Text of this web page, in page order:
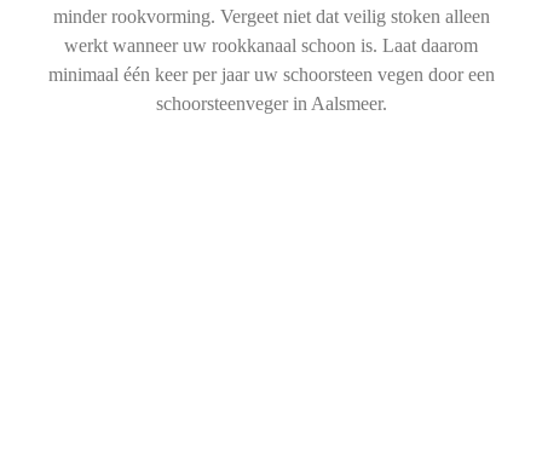
minder rookvorming. Vergeet niet dat veilig stoken alleen
werkt wanneer uw rookkanaal schoon is. Laat daarom
minimaal één keer per jaar uw schoorsteen vegen door een
schoorsteenveger in Aalsmeer.